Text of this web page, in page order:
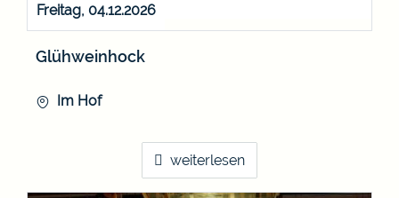
Freitag, 04.12.2026
Glühweinhock
Im Hof
weiterlesen